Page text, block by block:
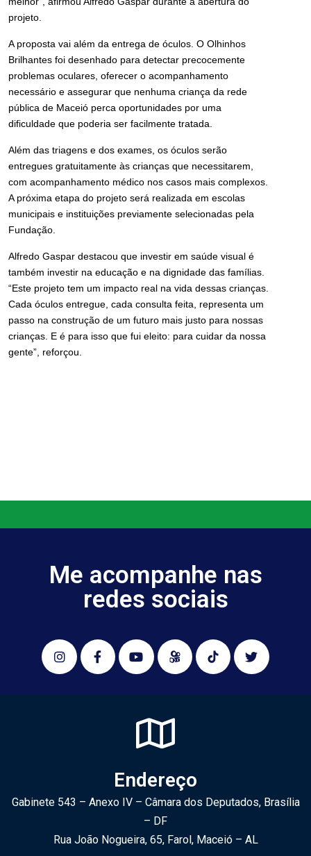
projeto.
A proposta vai além da entrega de óculos. O Olhinhos
Brilhantes foi desenhado para detectar precocemente
problemas oculares, oferecer o acompanhamento
necessário e assegurar que nenhuma criança da rede
pública de Maceió perca oportunidades por uma
dificuldade que poderia ser facilmente tratada.
Além das triagens e dos exames, os óculos serão
entregues gratuitamente às crianças que necessitarem,
com acompanhamento médico nos casos mais complexos.
A próxima etapa do projeto será realizada em escolas
municipais e instituições previamente selecionadas pela
Fundação.
Alfredo Gaspar destacou que investir em saúde visual é
também investir na educação e na dignidade das famílias.
“Este projeto tem um impacto real na vida dessas crianças.
Cada óculos entregue, cada consulta feita, representa um
passo na construção de um futuro mais justo para nossas
crianças. E é para isso que fui eleito: para cuidar da nossa
gente”, reforçou.
Me acompanhe nas
redes sociais
Endereço
Gabinete 543 – Anexo IV – Câmara dos Deputados, Brasília
– DF
Rua João Nogueira, 65, Farol, Maceió – AL